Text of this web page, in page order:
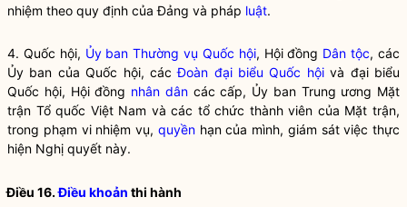
nhiệm theo quy định của Đảng và pháp luật.
4. Quốc hội, Ủy ban Thường vụ Quốc hội, Hội đồng Dân tộc, các
Ủy ban của Quốc hội, cácĐoàn đại biểu Quốc hộivà đại biểu
Quốc hội, Hội đồng nhân dâncác cấp, Ủy ban Trung ương Mặt
trận Tổ quốc Việt Nam và các tổ chức thành viên của Mặt trận,
trong phạm vi nhiệm vụ, quyềnhạn của mình, giám sát việc thực
hiện Nghị quyết này.
Điều 16.Điều khoản thi hành